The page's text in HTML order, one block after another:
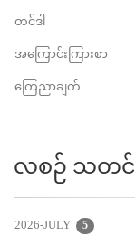
တင်ဒါ
အကြောင်းကြားစာ
ကြေညာချက်
လစဉ် သတင်း
2026-JULY 5